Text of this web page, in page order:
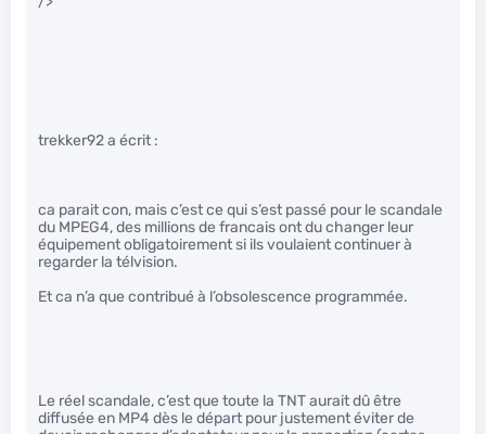
trekker92 a écrit :
ca parait con, mais c’est ce qui s’est passé pour le scandale
du MPEG4, des millions de francais ont du changer leur
équipement obligatoirement si ils voulaient continuer à
regarder la télvision.
Et ca n’a que contribué à l’obsolescence programmée.
Le réel scandale, c’est que toute la TNT aurait dû être
diffusée en MP4 dès le départ pour justement éviter de